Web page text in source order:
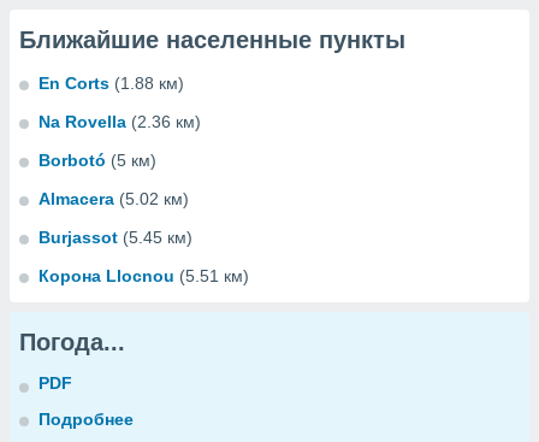
Ближайшие населенные пункты
En Corts (1.88 км)
Na Rovella (2.36 км)
Borbotó (5 км)
Almacera (5.02 км)
Burjassot (5.45 км)
Корона Llocnou (5.51 км)
Погода...
PDF
Подробнее